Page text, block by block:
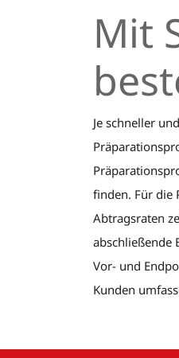
Mit
Je schneller
finden. Für die
Abtragsraten
abschließende
Vor- und
Kunden